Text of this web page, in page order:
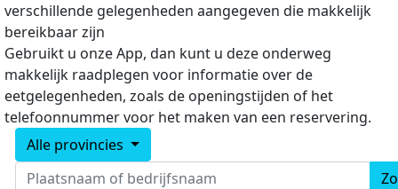
verschillende gelegenheden aangegeven die makkelijk
bereikbaar zijn
Gebruikt u onze App, dan kunt u deze onderweg
makkelijk raadplegen voor informatie over de
eetgelegenheden, zoals de openingstijden of het
telefoonnummer voor het maken van een reservering.
Alle provincies